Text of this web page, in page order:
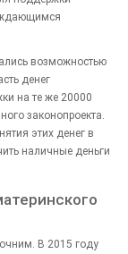
возможностью
денег
на те же 20000
законопроекта.
этих денег в
наличные деньги
В 2015 году